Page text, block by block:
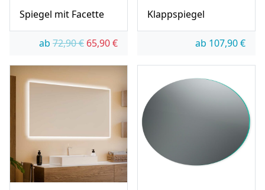
Spiegel mit Facette
ab 72,90€ Ursprünglicher Preis war: 72,90 €
65,90€Aktueller Preis ist: 65,90 €.
Klappspiegel
ab 107,90€